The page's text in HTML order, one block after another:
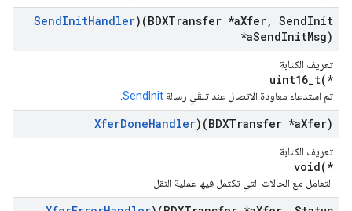
SendInitHandler)(BDXTransfer *aXfer, SendInit
*aSendInitMsg)
تعريف الكتابة
uint16_t(*
تم استدعاء معاودة الاتصال عند تلقّي رسالة SendInit
XferDoneHandler)(BDXTransfer *aXfer)
تعريف الكتابة
void(*
التعامل مع الحالات التي تكتمل فيها عملية النقل